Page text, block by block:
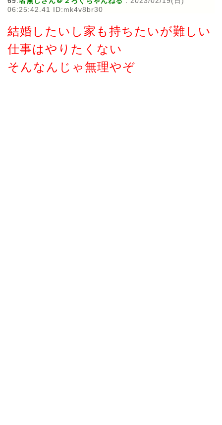
06:25:42.41 ID:mk4v8br30
結婚したいし家も持ちたいが難しい
仕事はやりたくない
そんなんじゃ無理やぞ